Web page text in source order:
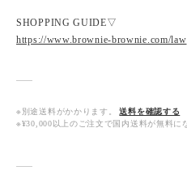
SHOPPING GUIDE▽
https://www.brownie-brownie.com/law
※別途送料がかかります。
送料を確認する
※¥30,000以上のご注文で国内送料が無料に